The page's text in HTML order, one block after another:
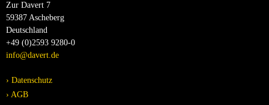
Zur Davert 7
59387 Ascheberg
Deutschland
+49 (0)2593 9280-0
info@davert.de
Datenschutz
AGB